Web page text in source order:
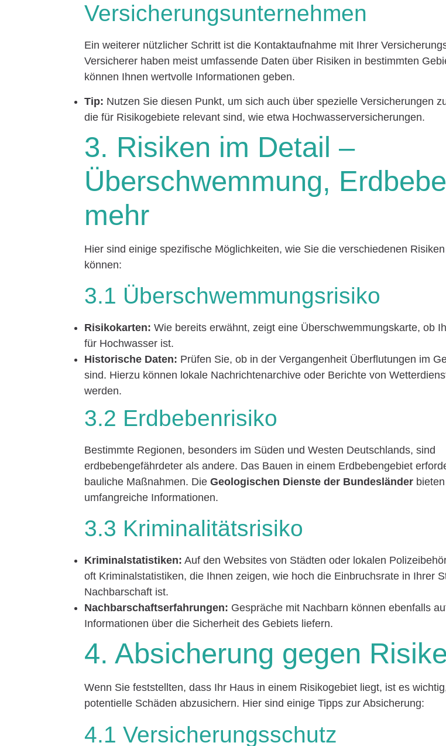
Versicherungsunternehmen
Ein weiterer nützlicher Schritt ist die Kontaktaufnahme mit Ihrer
Versicherer haben meist umfassende Daten über Risiken in bestimmten
können Ihnen wertvolle Informationen geben.
Tip: Nutzen Sie diesen Punkt, um sich auch über spezielle Versicherungen
die für Risikogebiete relevant sind, wie etwa Hochwasserversicherungen.
3. Risiken im Detail –
Überschwemmung,
mehr
Hier sind einige spezifische Möglichkeiten, wie Sie die verschiedenen
können:
3.1 Überschwemmungsrisiko
Risikokarten: Wie bereits erwähnt, zeigt eine Überschwemmungskarte, ob
für Hochwasser ist.
Historische Daten: Prüfen Sie, ob in der Vergangenheit Überflutungen im
sind. Hierzu können lokale Nachrichtenarchive oder Berichte von
werden.
3.2 Erdbebenrisiko
Bestimmte Regionen, besonders im Süden und Westen Deutschlands, sind
erdbebengefährdeter als andere. Das Bauen in einem Erdbebengebiet
bauliche Maßnahmen. DieGeologischen Dienste der Bundesländer
umfangreiche Informationen.
3.3 Kriminalitätsrisiko
Kriminalstatistiken: Auf den Websites von Städten oder lokalen
oft Kriminalstatistiken, die Ihnen zeigen, wie hoch die Einbruchsrate in Ihrer
Nachbarschaft ist.
Nachbarschaftserfahrungen: Gespräche mit Nachbarn können ebenfalls
Informationen über die Sicherheit des Gebiets liefern.
4. Absicherung gegen
Wenn Sie feststellten, dass Ihr Haus in einem Risikogebiet liegt, ist es
potentielle Schäden abzusichern. Hier sind einige Tipps zur Absicherung:
4.1 Versicherungsschutz